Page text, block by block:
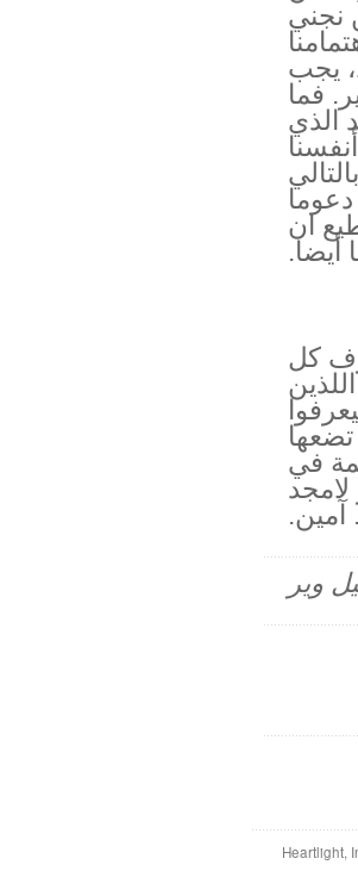
نجني
يجب
فما
الذي
ان
أيضا.
كل
في
آمين.
وير